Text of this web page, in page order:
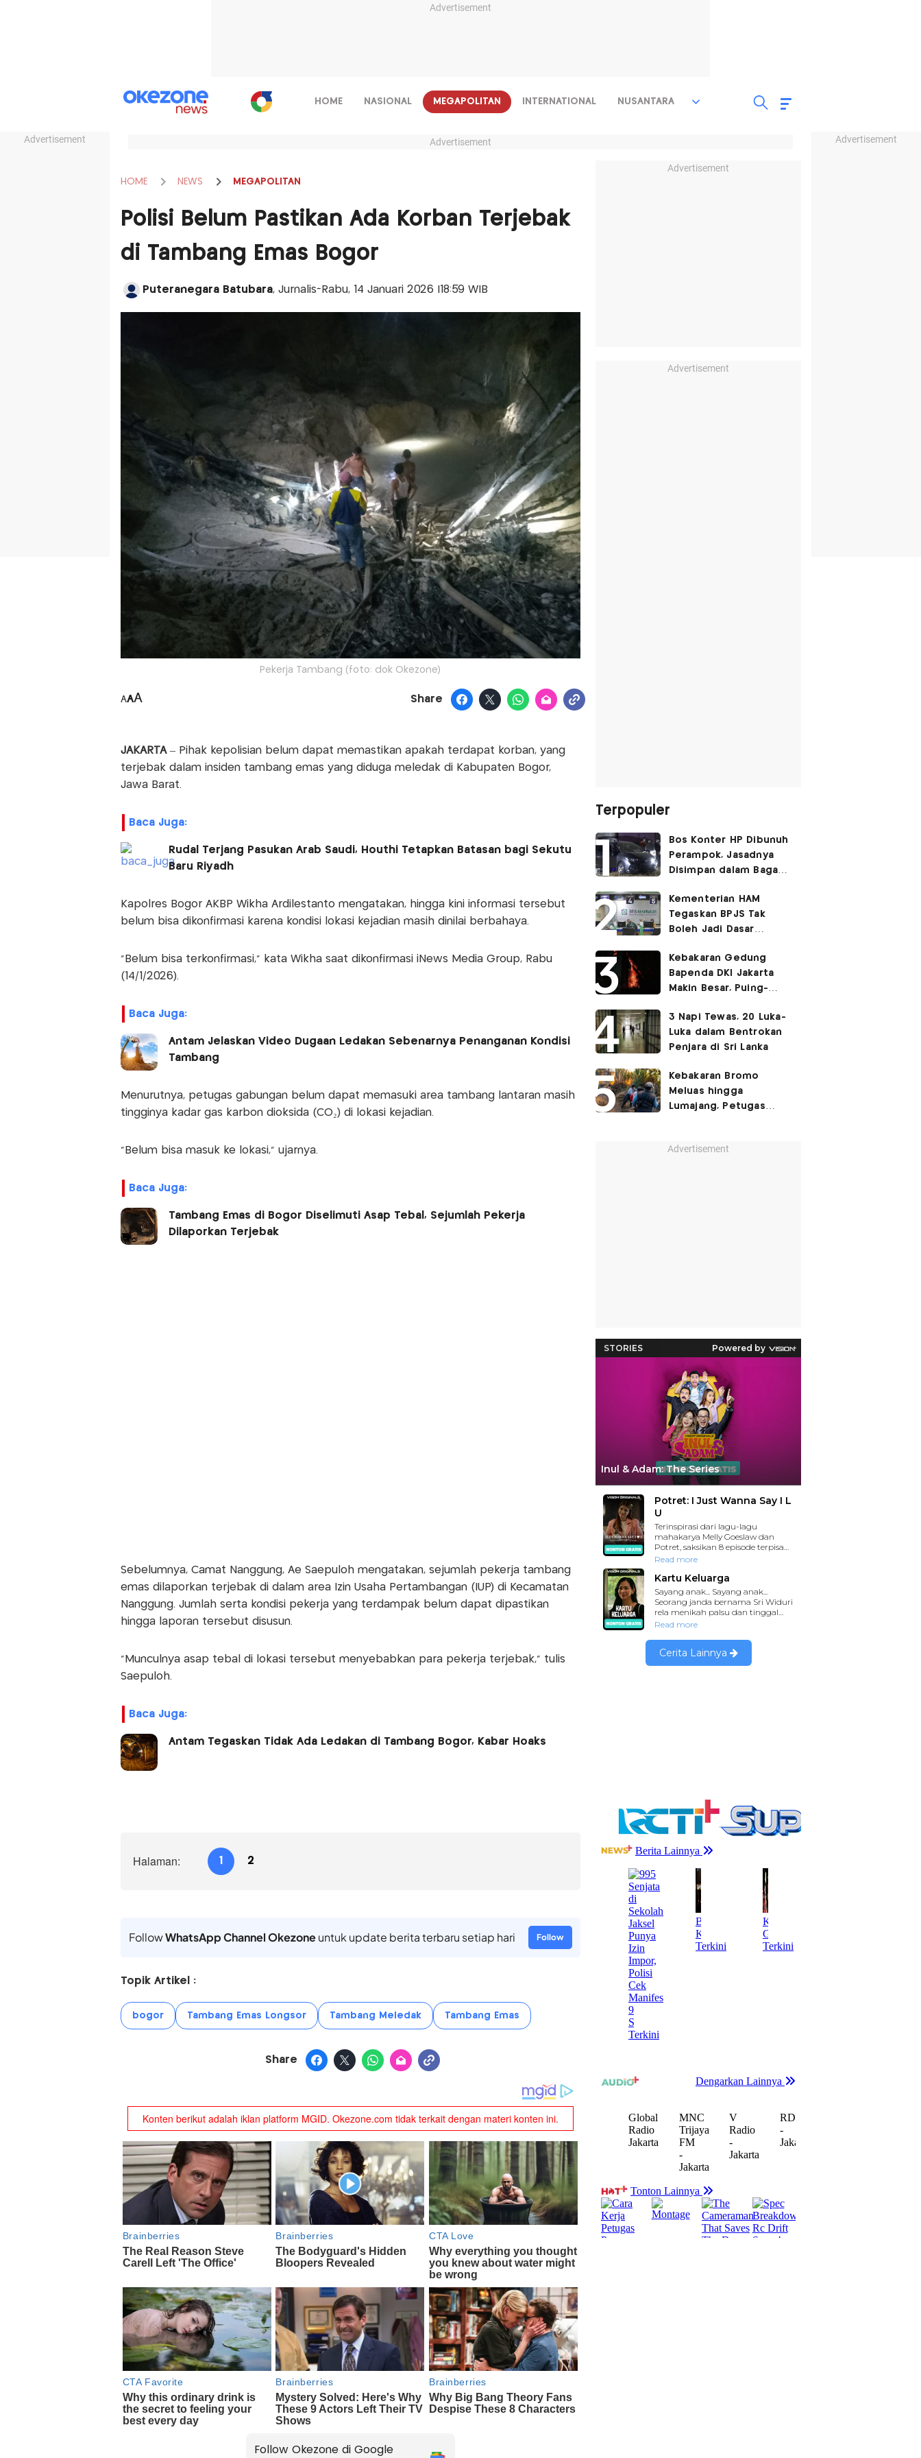
Advertisement
Advertisement Advertisement
HOME NASIONAL MEGAPOLITAN INTERNATIONAL NUSANTARA
Advertisement
HOME NEWS MEGAPOLITAN
Polisi Belum Pastikan Ada Korban Terjebak
di Tambang Emas Bogor
Puteranegara Batubara, Jurnalis-Rabu, 14 Januari 2026 |18:59 WIB
Pekerja Tambang (foto: dok Okezone)
AAA Share
JAKARTA– Pihak kepolisian belum dapat memastikan apakah terdapat korban, yang
terjebak dalam insiden tambang emas yang diduga meledak di Kabupaten Bogor,
Jawa Barat.
Baca Juga:
Rudal Terjang Pasukan Arab Saudi, Houthi Tetapkan Batasan bagi Sekutu
Baru Riyadh
Kapolres Bogor AKBP Wikha Ardilestanto mengatakan, hingga kini informasi tersebut
belum bisa dikonfirmasi karena kondisi lokasi kejadian masih dinilai berbahaya.
"Belum bisa terkonfirmasi," kata Wikha saat dikonfirmasi iNews Media Group, Rabu
(14/1/2026).
Baca Juga:
Antam Jelaskan Video Dugaan Ledakan Sebenarnya Penanganan Kondisi
Tambang
Menurutnya, petugas gabungan belum dapat memasuki area tambang lantaran masih
tingginya kadar gas karbon dioksida (CO₂) di lokasi kejadian.
"Belum bisa masuk ke lokasi," ujarnya.
Baca Juga:
Tambang Emas di Bogor Diselimuti Asap Tebal, Sejumlah Pekerja
Dilaporkan Terjebak
Sebelumnya, Camat Nanggung, Ae Saepuloh mengatakan, sejumlah pekerja tambang
emas dilaporkan terjebak di dalam area Izin Usaha Pertambangan (IUP) di Kecamatan
Nanggung. Jumlah serta kondisi pekerja yang terdampak belum dapat dipastikan
hingga laporan tersebut disusun.
“Munculnya asap tebal di lokasi tersebut menyebabkan para pekerja terjebak,” tulis
Saepuloh.
Baca Juga:
Antam Tegaskan Tidak Ada Ledakan di Tambang Bogor, Kabar Hoaks
Halaman: 1 2
FollowWhatsApp Channel Okezoneuntuk update berita terbaru setiap hari Follow
Topik Artikel :
bogor Tambang Emas Longsor Tambang Meledak Tambang Emas
Share
Follow Okezone di Google
Advertisement
Advertisement
Terpopuler
Bos Konter HP Dibunuh
Perampok, Jasadnya
Disimpan dalam Bagasi
Kementerian HAM
Tegaskan BPJS Tak
Boleh Jadi Dasar
Layanan Kesehatan
Kebakaran Gedung
Bapenda DKI Jakarta
Makin Besar, Puing-
3 Napi Tewas, 20 Luka-
Luka dalam Bentrokan
Penjara di Sri Lanka
Kebakaran Bromo
Meluas hingga
Lumajang, Petugas
Advertisement